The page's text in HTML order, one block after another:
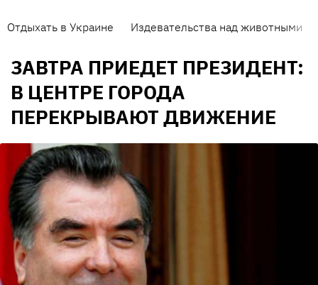
Отдыхать в Украине Издевательства над животными
ЗАВТРА ПРИЕДЕТ ПРЕЗИДЕНТ:
В ЦЕНТРЕ ГОРОДА
ПЕРЕКРЫВАЮТ ДВИЖЕНИЕ